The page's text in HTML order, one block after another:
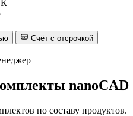
Счёт с отсрочкой
nanoCAD
по составу продуктов.